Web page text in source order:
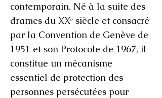
contemporain. Né à la suite des
drames du XXᵉ siècle et consacré
par la Convention de Genève de
1951 et son Protocole de 1967, il
constitue un mécanisme
essentiel de protection des
personnes persécutées pour